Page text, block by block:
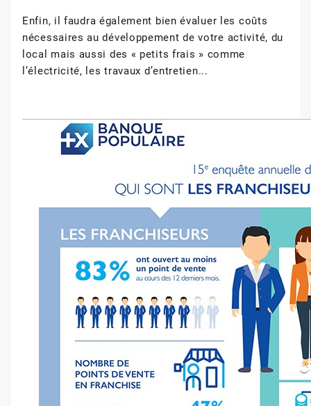
Enfin, il faudra également bien évaluer les coûts
nécessaires au développement de votre activité, du
local mais aussi des « petits frais » comme
l’électricité, les travaux d’entretien...